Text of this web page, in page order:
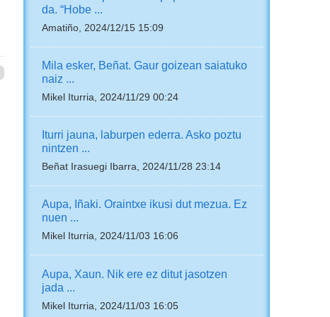
da. “Hobe ...
Amatiño, 2024/12/15 15:09
Mila esker, Beñat. Gaur goizean saiatuko
naiz ...
Mikel Iturria, 2024/11/29 00:24
Iturri jauna, laburpen ederra. Asko poztu
nintzen ...
Beñat Irasuegi Ibarra, 2024/11/28 23:14
Aupa, Iñaki. Oraintxe ikusi dut mezua. Ez
nuen ...
Mikel Iturria, 2024/11/03 16:06
Aupa, Xaun. Nik ere ez ditut jasotzen
jada ...
Mikel Iturria, 2024/11/03 16:05